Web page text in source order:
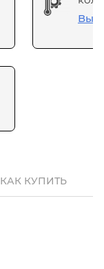
КАК КУПИТЬ